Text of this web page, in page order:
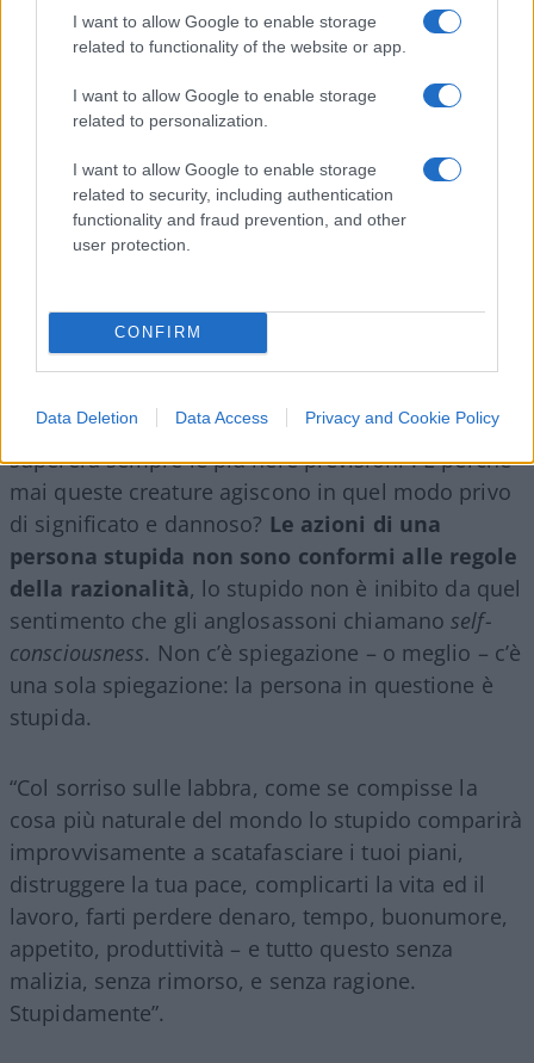
I want to allow Google to enable storage
related to functionality of the website or app.
I want to allow Google to enable storage
related to personalization.
I want to allow Google to enable storage
related to security, including authentication
functionality and fraud prevention, and other
user protection.
CONFIRM
Data Deletion Data Access Privacy and Cookie Policy
biogenetiche di una imperscrutabile Madre
prerogativa indiscriminata di ogni e qualsiasi
gruppo umano e che tale prerogativa sia
uniformemente distribuita secondo una
proporzione costante”.
eleganti o che ci si rifugi tra i tagliatori di teste
della Polinesia, il fatto permane che si dovrà
stupida che, in accordo con la prima legge,
supererà sempre le più nere previsioni”. E perché
mai queste creature agiscono in quel modo privo
di significato e dannoso? Le azioni di una
persona stupida non sono conformi alle regole
della razionalità, lo stupido non è inibito da quel
sentimento che gli anglosassoni chiamanoself-
consciousness. Non c’è spiegazione – o meglio – c’è
una sola spiegazione: la persona in questione è
stupida.
“Col sorriso sulle labbra, come se compisse la
cosa più naturale del mondo lo stupido comparirà
improvvisamente a scatafasciare i tuoi piani,
distruggere la tua pace, complicarti la vita ed il
lavoro, farti perdere denaro, tempo, buonumore,
appetito, produttività – e tutto questo senza
malizia, senza rimorso, e senza ragione.
Stupidamente”.